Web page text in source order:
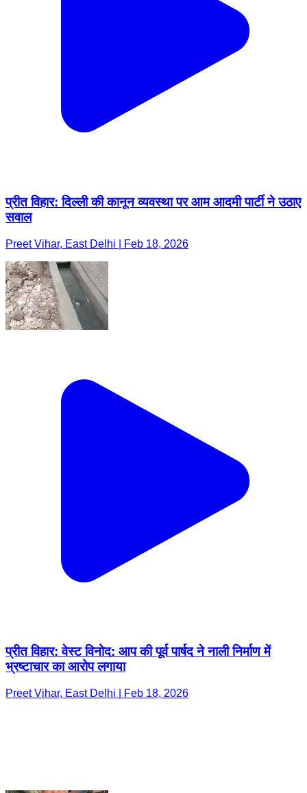
प्रीत विहार: दिल्ली की कानून व्यवस्था पर आम आदमी पार्टी ने उठाए
सवाल
Preet Vihar, East Delhi | Feb 18, 2026
प्रीत विहार: वेस्ट विनोद: आप की पूर्व पार्षद ने नाली निर्माण में
भ्रष्टाचार का आरोप लगाया
Preet Vihar, East Delhi | Feb 18, 2026